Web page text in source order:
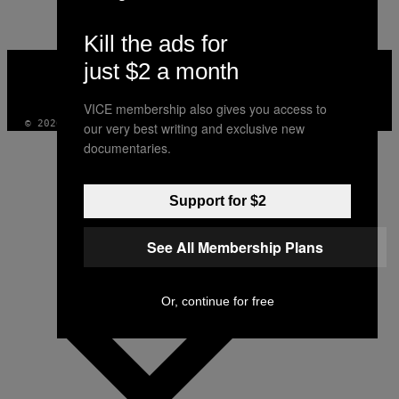
MEDIA
© 2026 VICE DIGITAL PUBLISHING, LLC
Kill the ads for
just $2 a month
VICE membership also gives you access to
our very best writing and exclusive new
documentaries.
Support for $2
See All Membership Plans
Or, continue for free